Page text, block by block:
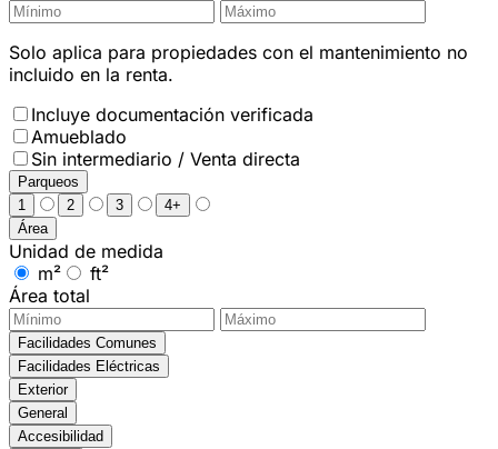
Solo aplica para propiedades con el mantenimiento no
incluido en la renta.
Incluye documentación verificada
Amueblado
Sin intermediario / Venta directa
Parqueos
1
2 3
4+
Área
Unidad de medida
m²
ft²
Área total
Facilidades Comunes
Facilidades Eléctricas
Exterior
General
Accesibilidad